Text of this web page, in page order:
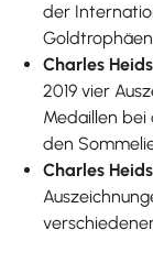
der
Charles
2019 vier
Medaillen bei
den
Charles